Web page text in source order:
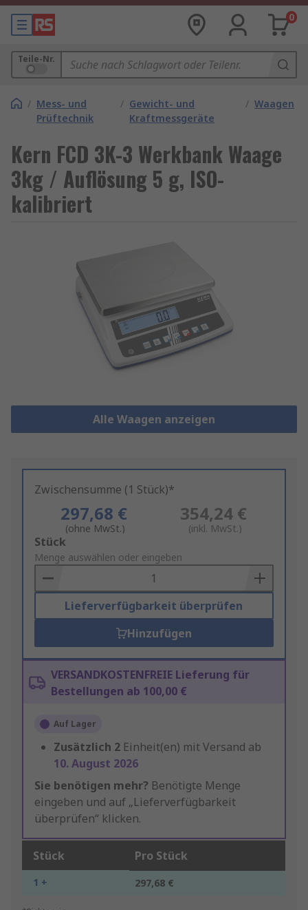
0
Teile-Nr.
/ Mess- und
Prüftechnik
/ Gewicht- und
Kraftmessgeräte
/ Waagen
Kern FCD 3K-3 Werkbank Waage
3kg / Auflösung 5 g, ISO-
kalibriert
Alle Waagen anzeigen
Zwischensumme (1 Stück)*
297,68 €
(ohne MwSt.)
354,24 €
(inkl. MwSt.)
Add
to
Basket
Stück
Menge auswählen oder eingeben
Lieferverfügbarkeit überprüfen
Hinzufügen
VERSANDKOSTENFREIE Lieferung für
Bestellungen ab 100,00 €
Auf Lager
Zusätzlich 2 Einheit(en) mit Versand ab
10. August 2026
Sie benötigen mehr? Benötigte Menge
eingeben und auf „Lieferverfügbarkeit
überprüfen“ klicken.
Stück Pro Stück
1 + 297,68 €